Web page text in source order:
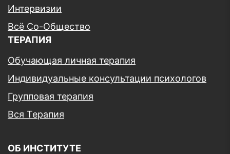
Интервизии
Всё Со-Общество
ТЕРАПИЯ
Обучающая личная терапия
Индивидуальные консультации психологов
Групповая терапия
Вся Терапия
ОБ ИНСТИТУТЕ